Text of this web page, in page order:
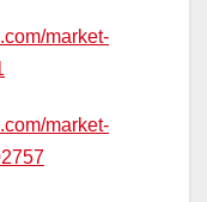
market-
market-